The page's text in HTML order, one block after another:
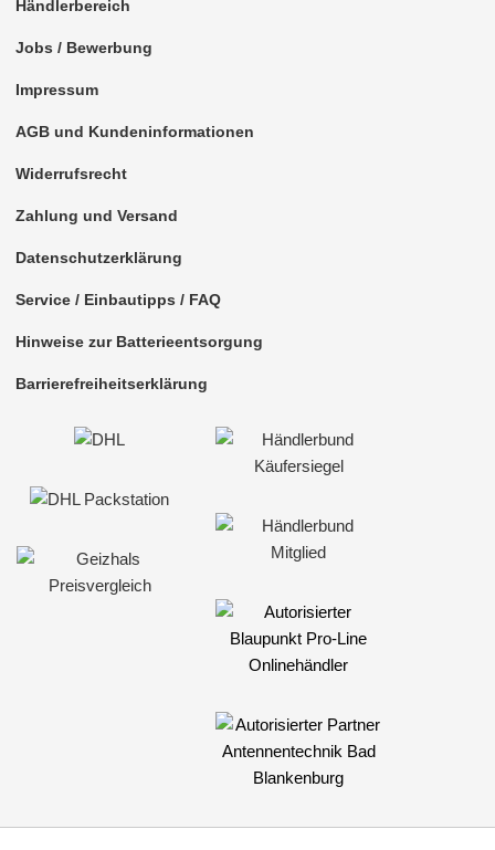
Händlerbereich
Jobs / Bewerbung
Impressum
AGB und Kundeninformationen
Widerrufsrecht
Zahlung und Versand
Datenschutzerklärung
Service / Einbautipps / FAQ
Hinweise zur Batterieentsorgung
Barrierefreiheitserklärung